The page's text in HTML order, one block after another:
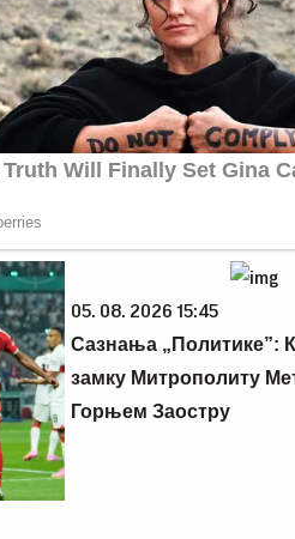
05. 08. 2026 15:45
Сазнања „Политике”:
замку Митрополиту
Горњем Заостру